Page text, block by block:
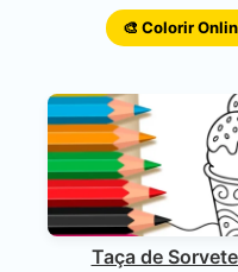
🎨 Colorir
Taça de